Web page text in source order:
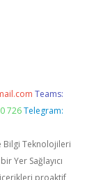
Teams:
726 Telegram:
Bilgi Teknolojileri
Yer Sağlayıcı
proaktif